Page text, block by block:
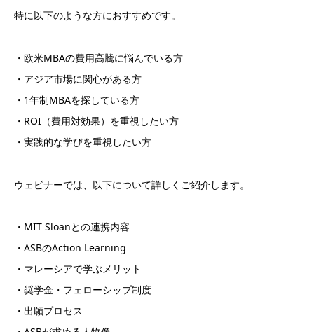
特に以下のような方におすすめです。
・欧米MBAの費用高騰に悩んでいる方
・アジア市場に関心がある方
・1年制MBAを探している方
・ROI（費用対効果）を重視したい方
・実践的な学びを重視したい方
ウェビナーでは、以下について詳しくご紹介します。
・MIT Sloanとの連携内容
・ASBのAction Learning
・マレーシアで学ぶメリット
・奨学金・フェローシップ制度
・出願プロセス